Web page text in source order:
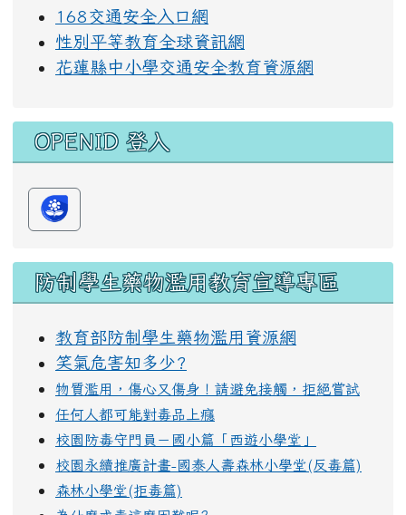
168交通安全入口網
性別平等教育全球資訊網
花蓮縣中小學交通安全教育資源網
OPENID 登入
防制學生藥物濫用教育宣導專區
教育部防制學生藥物濫用資源網
笑氣危害知多少?
物質濫用，傷心又傷身！請避免接觸，拒絕嘗試
任何人都可能對毒品上癮
校園防毒守門員－國小篇「西遊小學堂」
校園永續推廣計畫-國泰人壽森林小學堂(反毒篇)
森林小學堂(拒毒篇)